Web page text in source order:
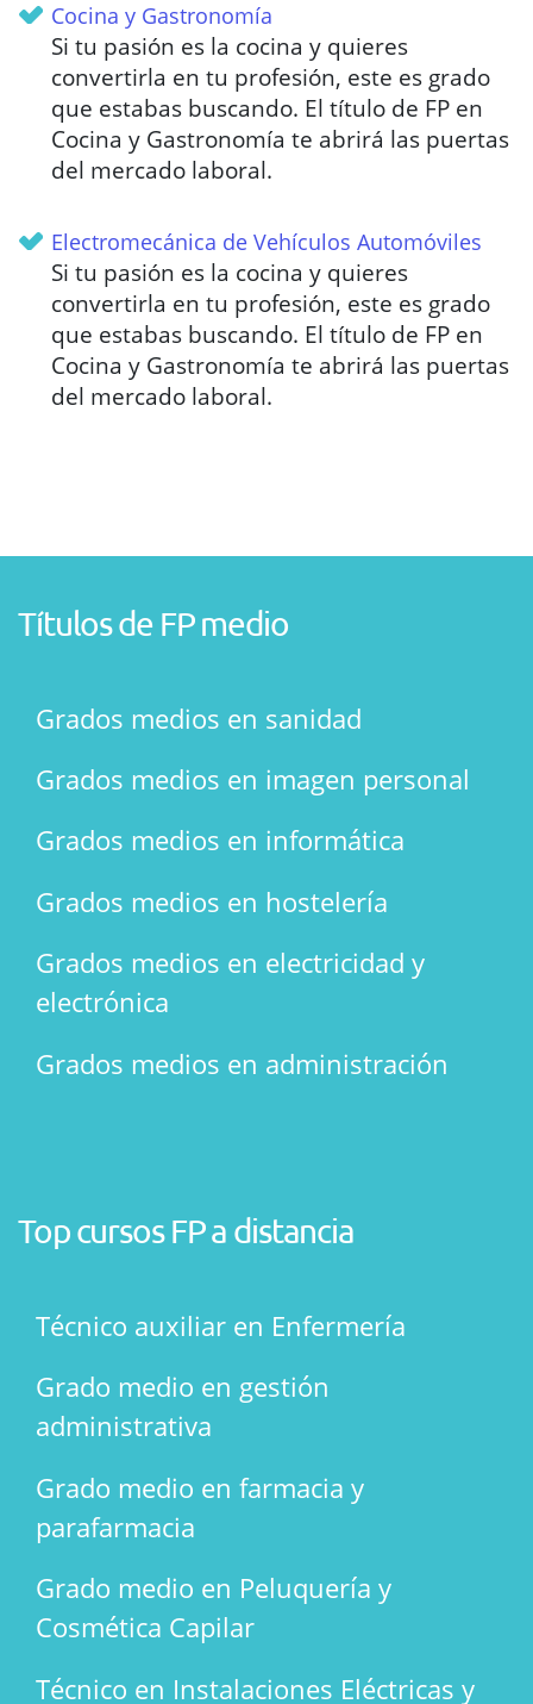
Cocina y Gastronomía
Si tu pasión es la cocina y quieres
convertirla en tu profesión, este es grado
que estabas buscando. El título de FP en
Cocina y Gastronomía te abrirá las puertas
del mercado laboral.
Electromecánica de Vehículos Automóviles
Si tu pasión es la cocina y quieres
convertirla en tu profesión, este es grado
que estabas buscando. El título de FP en
Cocina y Gastronomía te abrirá las puertas
del mercado laboral.
Títulos de FP medio
Grados medios en sanidad
Grados medios en imagen personal
Grados medios en informática
Grados medios en hostelería
Grados medios en electricidad y
electrónica
Grados medios en administración
Top cursos FP a distancia
Técnico auxiliar en Enfermería
Grado medio en gestión
administrativa
Grado medio en farmacia y
parafarmacia
Grado medio en Peluquería y
Cosmética Capilar
Técnico en Instalaciones Eléctricas y